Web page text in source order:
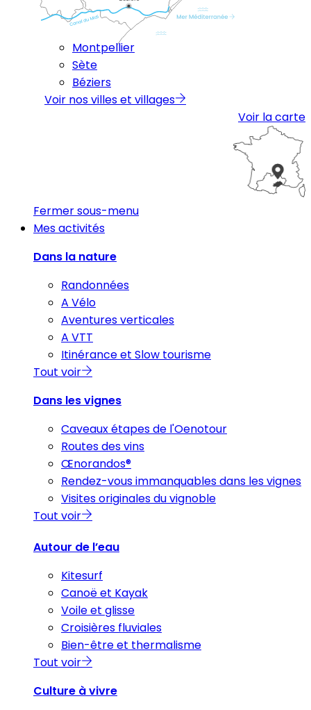
Montpellier
Sète
Béziers
Voir nos villes et villages
Voir la carte
Fermer sous-menu
Mes activités
Dans la nature
Randonnées
A Vélo
Aventures verticales
A VTT
Itinérance et Slow tourisme
Tout voir
Dans les vignes
Caveaux étapes de l'Oenotour
Routes des vins
Œnorandos®
Rendez-vous immanquables dans les vignes
Visites originales du vignoble
Tout voir
Autour de l’eau
Kitesurf
Canoë et Kayak
Voile et glisse
Croisières fluviales
Bien-être et thermalisme
Tout voir
Culture à vivre